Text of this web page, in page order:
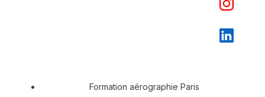
Formation aérographie Paris